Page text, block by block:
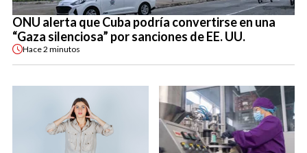
ONU alerta que Cuba podría convertirse en una
“Gaza silenciosa” por sanciones de EE. UU.
Hace2 minutos